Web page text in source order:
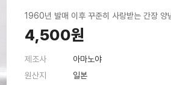
1960년 발매 이후 꾸준히 사랑받는 간장 양
4,500원
제조사
아마노야
원산지
일본